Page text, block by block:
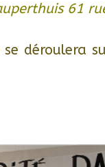
61
se déroulera